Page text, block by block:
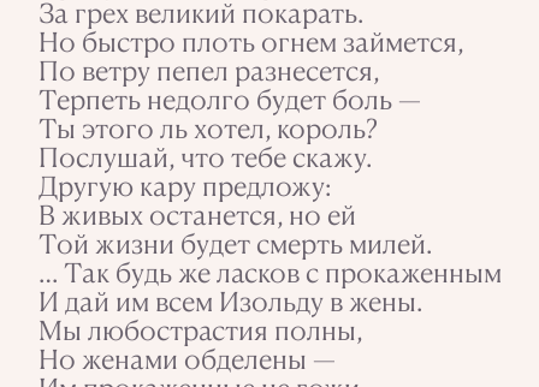
За грех великий покарать.
Но быстро плоть огнем займется,
По ветру пепел разнесется,
Терпеть недолго будет боль —
Ты этого ль хотел, король?
Послушай, что тебе скажу.
Другую кару предложу:
В живых останется, но ей
Той жизни будет смерть милей.
… Так будь же ласков с прокаженным
И дай им всем Изольду в жены.
Мы любострастия полны,
Но женами обделены —